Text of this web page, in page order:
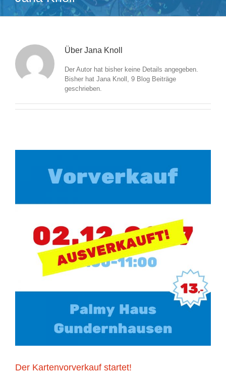
Über Jana Knoll
Der Autor hat bisher keine Details angegeben.
Bisher hat Jana Knoll, 9 Blog Beiträge
geschrieben.
Der Kartenvorverkauf startet!